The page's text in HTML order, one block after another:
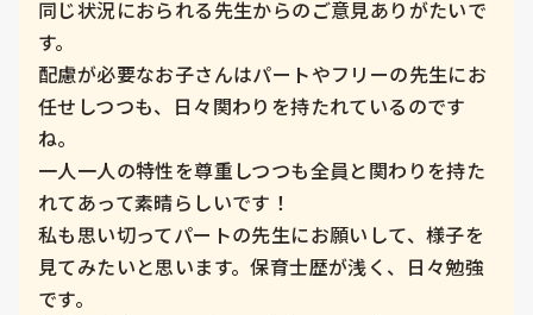
同じ状況におられる先生からのご意見ありがたいで
す。
配慮が必要なお子さんはパートやフリーの先生にお
任せしつつも、日々関わりを持たれているのです
ね。
一人一人の特性を尊重しつつも全員と関わりを持た
れてあって素晴らしいです！
私も思い切ってパートの先生にお願いして、様子を
見てみたいと思います。保育士歴が浅く、日々勉強
です。